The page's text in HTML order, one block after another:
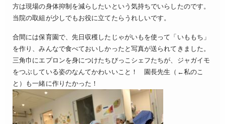
方は現場の身体抑制を減らしたいという気持ちでいらしたのです。
当院の取組が少しでもお役に立てたらうれしいです。
合間には保育園で、先日収穫したじゃがいもを使って「いももち」
を作り、みんなで食べておいしかったと写真が送られてきました。
三角巾にエプロンを身につけたちびっこシェフたちが、ジャガイモ
をつぶしている姿のなんてかわいいこと！ 園長先生（←私のこ
と）も一緒に作りたかった！